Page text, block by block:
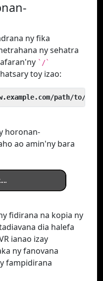
ny fika
ny sehatra
`/`
toy izao:
path/to/
horonan-
ao amin'ny bara
fidirana na kopia ny
dia halefa
ianao izay
ny fanovana
fampidirana